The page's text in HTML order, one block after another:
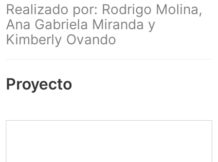
Realizado por: Rodrigo Molina,
Ana Gabriela Miranda y
Kimberly Ovando
Proyecto